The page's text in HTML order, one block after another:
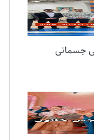
جسمانی